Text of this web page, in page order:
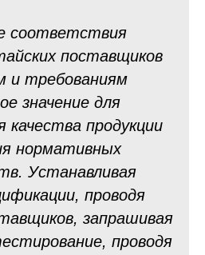
соответствия
поставщиков
и требованиям
значение для
качества продукции
нормативных
Устанавливая
проводя
запрашивая
проводя